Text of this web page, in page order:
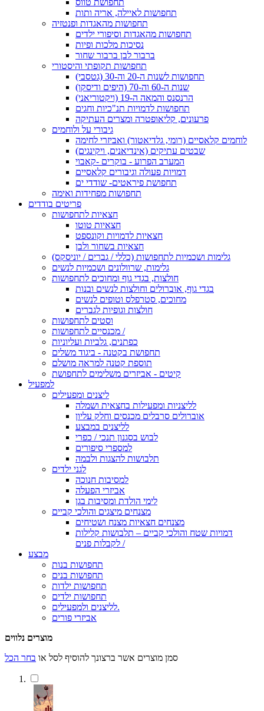
תחפושות לאיילה, אריה ותות
תחפושות מהאגדות ופנטזיה
תחפושות מהאגדות וסיפורי ילדים
נסיכות מלכות ופיות
ברבור לבן ברבור שחור
תחפושות תקופתי והיסטורי
תחפושות לשנות ה-20 וה-30 (גטסבי)
שנות ה-60 וה-70 (היפים ודיסקו)
הרנסנס והמאה ה-19 (ויקטוריאני)
תחפושות לדמויות תנ"כיות וחגים
פרעונים, קליאופטרה ומצרים העתיקה
גיבורי על ולוחמים
לוחמים קלאסיים (רומי, גלדיאטור) ואביזרי לחימה
שבטים עתיקים (אינדיאנים, ויקינגים)
המערב הפרוע - בוקרים -קאבוי
דמויות פעולה וגיבורים קלאסיים
תחפושת פיראטים- שודדי ים
תחפושות מפחידות ואימה
פריטים בודדים
חצאיות לתחפושות
חצאיות טוטו
חצאיות לדמויות וקונספט
חצאיות בשחור ולבן
גלימות ושכמיות לתחפושות (כללי / גברים / יוניסקס)
גלימות, שרוולונים ושכמיות לנשים
חולצות, בגדי גוף ומחוכים לתחפושות
בגדי גוף, אוברולים וחולצות לנשים ובנות
מחוכים, סטרפלס וטופים לנשים
חולצות וגופיות לגברים
וסטים לתחפושות
מכנסיים לתחפושות /
כפתנים, גלביות ועליוניות
תחפושת בקטנה - ביגוד משלים
תוספת קטנה למראה מושלם
קיטים - אביזרים משלימים לתחפושת
למפעיל
ליצנים ומפעילים
לליצניות ומפעילות בחצאית ושמלה
אוברולים סרבלים מכנסים וחלק עליון
לליצנים במבצע
לבוש בסגנון תנכי / כפרי
למספרי סיפורים
תלבושות להצגות ולבמה
לגני ילדים
למסיבות חנוכה
אביזרי הפעלה
לימי הולדת ומסיבות בגן
מצנחים מיצגים והולכי קביים
מצנחים חצאיות מצנח ושטיחים
דמויות שטח והולכי קביים – תלבושות קלילות
לקבלות פנים /
מבצע
תחפושות בנות
תחפושות בנים
תחפושות ילדות
תחפושות ילדים
לליצנים ולמפעילים.
אביזרי פורים
מוצרים נלווים
סמן מוצרים אשר ברצונך להוסיף לסל או בחר הכל